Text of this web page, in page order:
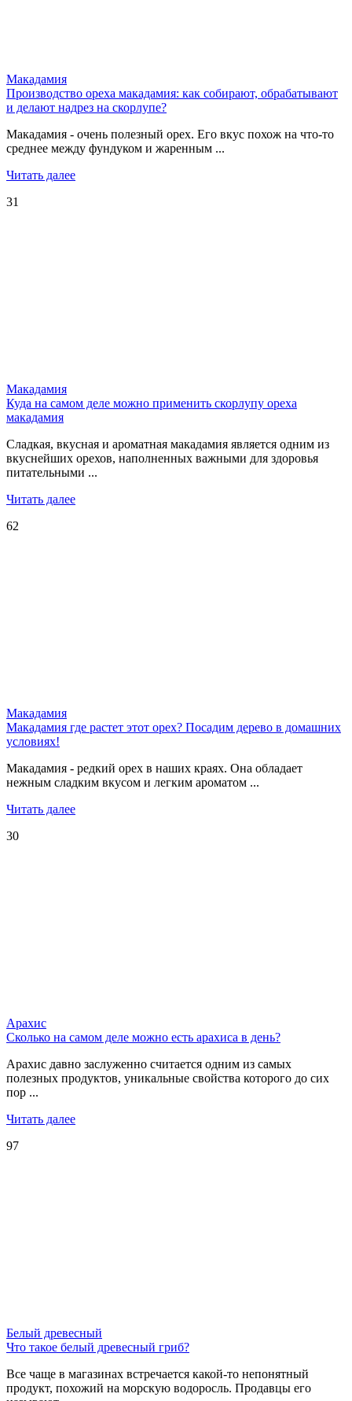
Макадамия
Производство ореха макадамия: как собирают, обрабатывают
и делают надрез на скорлупе?
Макадамия - очень полезный орех. Его вкус похож на что-то
среднее между фундуком и жаренным ...
Читать далее
31
Макадамия
Куда на самом деле можно применить скорлупу ореха
макадамия
Сладкая, вкусная и ароматная макадамия является одним из
вкуснейших орехов, наполненных важными для здоровья
питательными ...
Читать далее
62
Макадамия
Макадамия где растет этот орех? Посадим дерево в домашних
условиях!
Макадамия - редкий орех в наших краях. Она обладает
нежным сладким вкусом и легким ароматом ...
Читать далее
30
Арахис
Сколько на самом деле можно есть арахиса в день?
Арахис давно заслуженно считается одним из самых
полезных продуктов, уникальные свойства которого до сих
пор ...
Читать далее
97
Белый древесный
Что такое белый древесный гриб?
Все чаще в магазинах встречается какой-то непонятный
продукт, похожий на морскую водоросль. Продавцы его